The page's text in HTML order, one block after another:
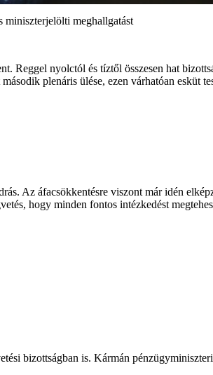
miniszterjelölti meghallgatást
Reggel nyolctól és tíztől összesen hat
plenáris ülése, ezen várhatóan esküt
Az áfacsökkentésre viszont már idén
hogy minden fontos intézkedést
bizottságban is. Kármán